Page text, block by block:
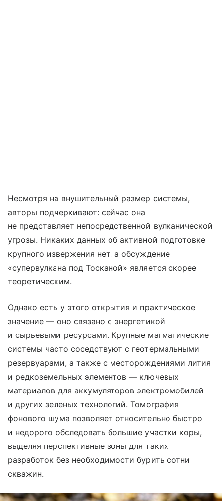
Несмотря на внушительный размер системы,
авторы подчеркивают: сейчас она
не представляет непосредственной вулканической
угрозы. Никаких данных об активной подготовке
крупного извержения нет, а обсуждение
«супервулкана под Тосканой» является скорее
теоретическим.
Однако есть у этого открытия и практическое
значение — оно связано с энергетикой
и сырьевыми ресурсами. Крупные магматические
системы часто соседствуют с геотермальными
резервуарами, а также с месторождениями лития
и редкоземельных элементов — ключевых
материалов для аккумуляторов электромобилей
и других зеленых технологий. Томография
фонового шума позволяет относительно быстро
и недорого обследовать большие участки коры,
выделяя перспективные зоны для таких
разработок без необходимости бурить сотни
скважин.